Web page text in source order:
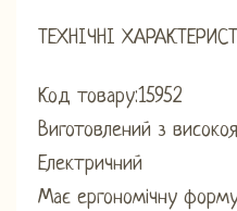
ТЕХНІЧНІ
Код товару:15952
Виготовлений з
Електричний
Має ергономічну